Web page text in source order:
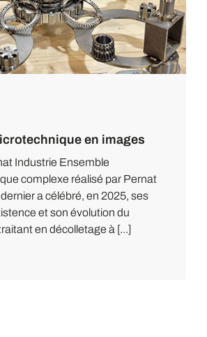
en images
Industrie Ensemble
complexe réalisé par Pernat
a célébré, en 2025, ses
et son évolution du
en décolletage à [...]